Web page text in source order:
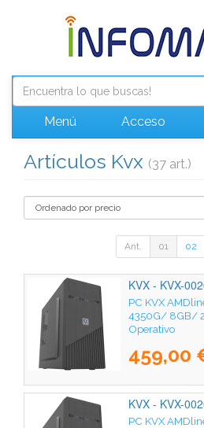
Menú Acceso
Artículos Kvx (37 art.)
Ant. 01 02
KVX - KVX-
PC KVX
4350G/ 8GB/
Operativo
459,00
KVX - KVX-
PC KVX